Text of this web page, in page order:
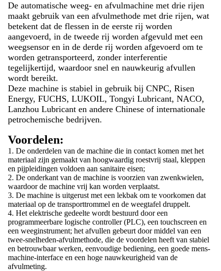
De automatische weeg- en afvulmachine met drie rijen
maakt gebruik van een afvulmethode met drie rijen, wat
betekent dat de flessen in de eerste rij worden
aangevoerd, in de tweede rij worden afgevuld met een
weegsensor en in de derde rij worden afgevoerd om te
worden getransporteerd, zonder interferentie
tegelijkertijd, waardoor snel en nauwkeurig afvullen
wordt bereikt.
Deze machine is stabiel in gebruik bij CNPC, Risen
Energy, FUCHS, LUKOIL, Tongyi Lubricant, NACO,
Lanzhou Lubricant en andere Chinese of internationale
petrochemische bedrijven.
Voordelen:
1. De onderdelen van de machine die in contact komen met het
materiaal zijn gemaakt van hoogwaardig roestvrij staal, kleppen
en pijpleidingen voldoen aan sanitaire eisen;
2. De onderkant van de machine is voorzien van zwenkwielen,
waardoor de machine vrij kan worden verplaatst.
3. De machine is uitgerust met een lekbak om te voorkomen dat
materiaal op de transporttrommel en de weegtafel druppelt.
4. Het elektrische gedeelte wordt bestuurd door een
programmeerbare logische controller (PLC), een touchscreen en
een weeginstrument; het afvullen gebeurt door middel van een
twee-snelheden-afvulmethode, die de voordelen heeft van stabiel
en betrouwbaar werken, eenvoudige bediening, een goede mens-
machine-interface en een hoge nauwkeurigheid van de
afvulmeting.